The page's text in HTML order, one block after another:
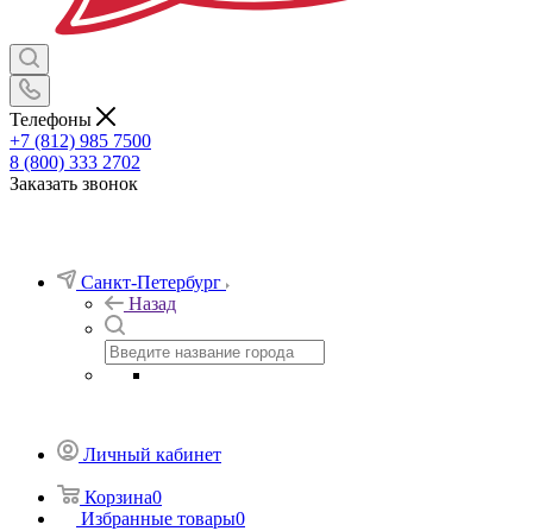
Телефоны
+7 (812) 985 7500
8 (800) 333 2702
Заказать звонок
Санкт-Петербург
Назад
Личный кабинет
Корзина0
Избранные товары0